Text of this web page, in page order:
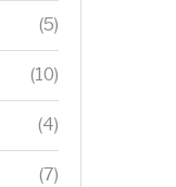
(5)
(10)
(4)
(7)